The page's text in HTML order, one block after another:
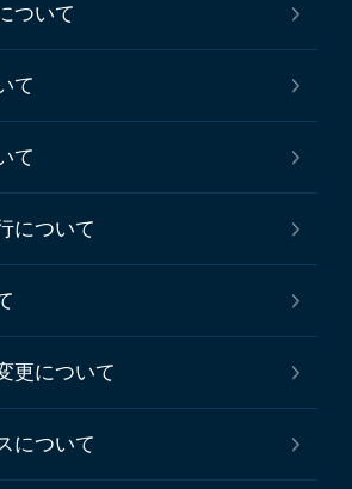
ついて
て
て
について
更について
について